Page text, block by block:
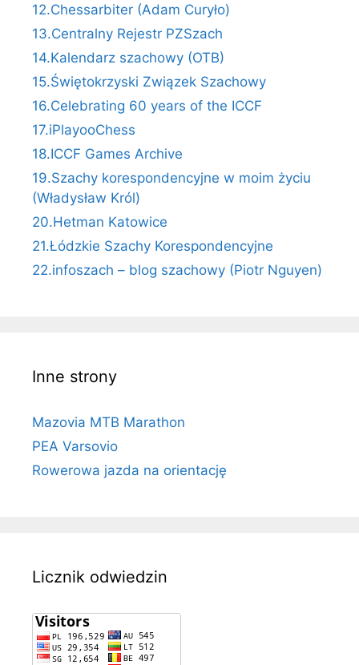
12.Chessarbiter (Adam Curyło)
13.Centralny Rejestr PZSzach
14.Kalendarz szachowy (OTB)
15.Świętokrzyski Związek Szachowy
16.Celebrating 60 years of the ICCF
17.iPlayooChess
18.ICCF Games Archive
19.Szachy korespondencyjne w moim życiu
(Władysław Król)
20.Hetman Katowice
21.Łódzkie Szachy Korespondencyjne
22.infoszach – blog szachowy (Piotr Nguyen)
Inne strony
Mazovia MTB Marathon
PEA Varsovio
Rowerowa jazda na orientację
Licznik odwiedzin